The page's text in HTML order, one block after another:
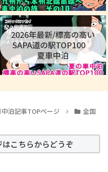
2026年最新/標高の高い
SAPA道の駅TOP100
夏車中泊
泊記事TOPページ
全国
こちらからどうぞ